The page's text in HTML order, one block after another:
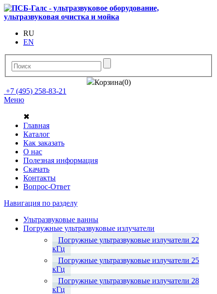
RU
EN
Корзина(0)
+7 (495) 258-83-21
Меню
✖
Главная
Каталог
Как заказать
О нас
Полезная информация
Скачать
Контакты
Вопрос-Ответ
Навигация по разделу
Ультразвуковые ванны
Погружные ультразвуковые излучатели
Погружные ультразвуковые излучатели 22
кГц
Погружные ультразвуковые излучатели 25
кГц
Погружные ультразвуковые излучатели 28
кГц